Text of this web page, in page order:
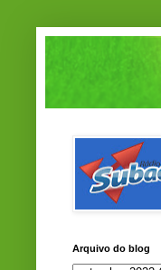
Arquivo do blog